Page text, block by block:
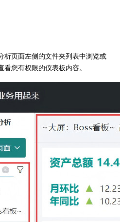
析页面左侧的文件夹列表中浏览或
您有权限的仪表板内容。